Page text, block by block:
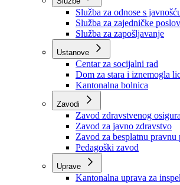
Organizacije
Službe
Služba za odnose s javnošću
Služba za zajedničke poslove
Služba za zapošljavanje
Ustanove
Centar za socijalni rad
Dom za stara i iznemogla lica
Kantonalna bolnica
Zavodi
Zavod zdravstvenog
Zavod za javno zdravstvo
Zavod za besplatnu pravnu
Pedagoški zavod